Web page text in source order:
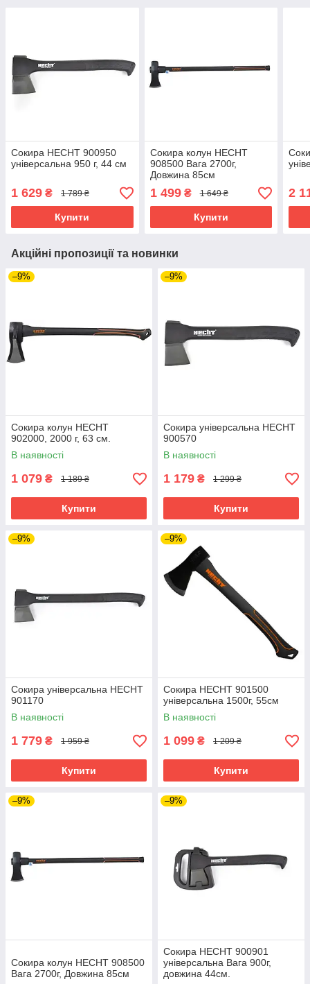
Сокира HECHT 900950
універсальна 950 г, 44 см
1 629 ₴ 1 789 ₴
Купити
Сокира колун HECHT
908500 Вага 2700г,
Довжина 85см
1 499₴ 1 649 ₴
Купити
2
Акційні пропозиції та новинки
–9%
Сокира колун HECHT
902000, 2000 г, 63 см.
В наявності
1 079 ₴ 1 189 ₴
Купити
–9%
Сокира універсальна HECHT
900570
В наявності
1 179 ₴ 1 299 ₴
Купити
–9%
Сокира універсальна HECHT
901170
В наявності
1 779 ₴ 1 959 ₴
Купити
–9%
Сокира HECHT 901500
універсальна 1500г, 55см
В наявності
1 099 ₴ 1 209 ₴
Купити
–9%
Сокира колун HECHT 908500
Вага 2700г, Довжина 85см
–9%
Сокира HECHT 900901
універсальна Вага 900г,
довжина 44см.